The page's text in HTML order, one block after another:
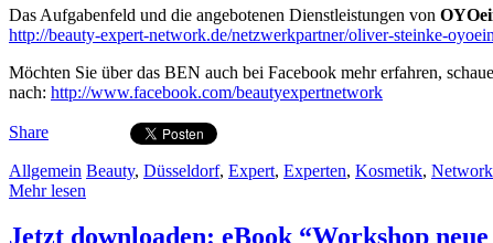
Das Aufgabenfeld und die angebotenen Dienstleistungen von
http://beauty-expert-network.de/netzwerkpartner/oliver-steinke-
Möchten Sie über das BEN auch bei Facebook mehr erfahren,
nach: http://www.facebook.com/beautyexpertnetwork
Share
Allgemein Beauty, Düsseldorf, Expert, Experten, Kosmetik, Network
Mehr lesen
Jetzt downloaden: eBook “Workshop